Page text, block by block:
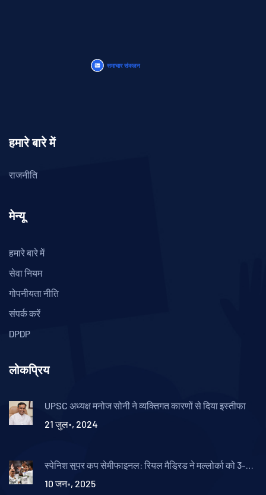
हमारे बारे में
राजनीति
मेन्यू
हमारे बारे में
सेवा नियम
गोपनीयता नीति
संपर्क करें
DPDP
लोकप्रिय
UPSC अध्यक्ष मनोज सोनी ने व्यक्तिगत कारणों से दिया इस्तीफा
21 जुल॰, 2024
स्पेनिश सुपर कप सेमीफाइनल: रियल मैड्रिड ने मल्लोर्का को 3-0
10 जन॰, 2025